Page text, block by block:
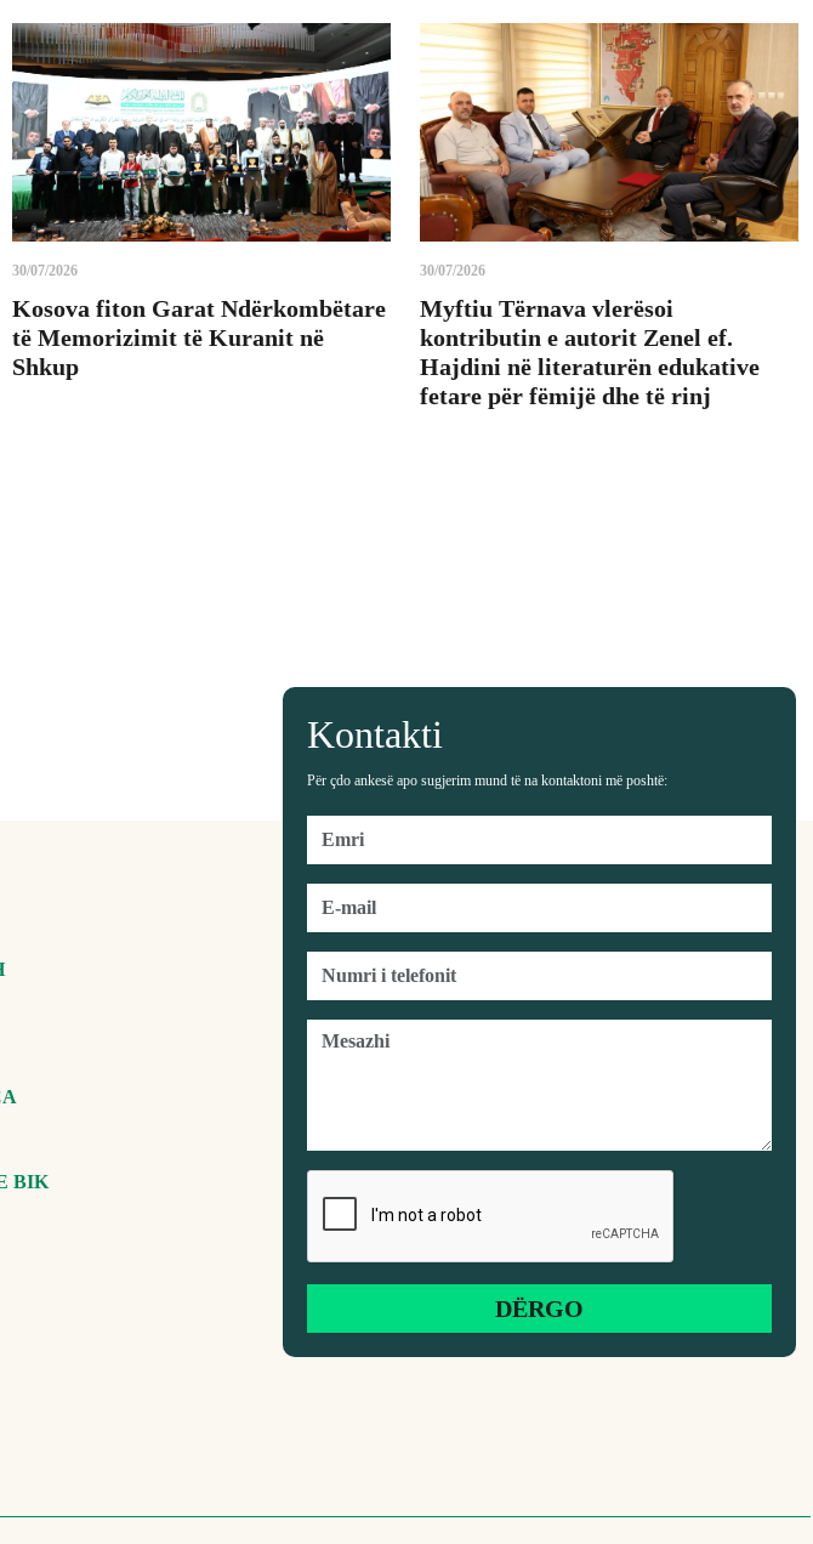
30/07/2026
Kosova fiton Garat Ndërkombëtare
të Memorizimit të Kuranit në
Shkup
30/07/2026
Myftiu Tërnava vlerësoi
kontributin e autorit Zenel ef.
Hajdini në literaturën edukative
fetare për fëmijë dhe të rinj
BIK
Kontakti
Për çdo ankesë apo sugjerim mund të na kontaktoni më poshtë: